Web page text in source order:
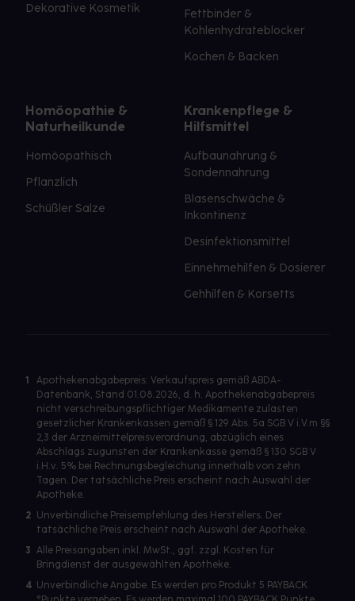
Dekorative Kosmetik
Fettbinder &
Kohlenhydrateblocker
Kochen & Backen
Homöopathie &
Naturheilkunde
Homöopathisch
Pflanzlich
Schüßler Salze
Krankenpflege &
Hilfsmittel
Aufbaunahrung &
Sondennahrung
Blasenschwäche &
Inkontinenz
Desinfektionsmittel
Einnehmehilfen & Dosierer
Gehhilfen & Korsetts
1
Apothekenabgabepreis: Verkaufspreis gemäß ABDA-
Datenbank, Stand 01.08.2026, d. h. Apothekenabgabepreis
nicht verschreibungspflichtiger Medikamente zulasten
gesetzlicher Krankenkassen gemäß § 129 Abs. 5a SGB V i.V.m §§
2,3 der Arzneimittelpreisverordnung, abzüglich eines
Abschlags zugunsten der Krankenkasse gemäß § 130 SGB V
i.H.v. 5% bei Rechnungsbegleichung innerhalb von zehn
Tagen. Der tatsächliche Preis erscheint nach Auswahl der
Apotheke.
2 Unverbindliche Preisempfehlung des Herstellers. Der
tatsächliche Preis erscheint nach Auswahl der Apotheke.
3 Alle Preisangaben inkl. MwSt., ggf. zzgl. Kosten für
Bringdienst der ausgewählten Apotheke.
4 Unverbindliche Angabe. Es werden pro Produkt 5 PAYBACK